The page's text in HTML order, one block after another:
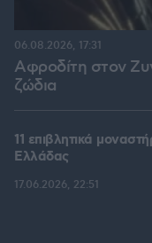
Αφροδίτη στον
ζώδια
06.08.2026, 17:31
11 επιβλητικά
Ελλάδας
17.06.2026, 22:51